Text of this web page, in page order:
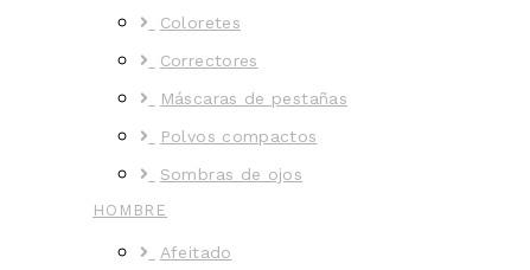
Coloretes
Correctores
Máscaras de pestañas
Polvos compactos
Sombras de ojos
HOMBRE
Afeitado